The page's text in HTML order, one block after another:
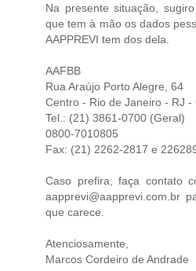
Na presente situação,
que tem à mão os dados
AAPPREVI tem dos dela.
AAFBB
Rua Araújo Porto Alegre, 64
Centro - Rio de Janeiro - RJ -
Tel.: (21) 3861-0700 (Geral)
0800-7010805
Fax: (21) 2262-2817 e
Caso prefira, faça contato
aapprevi@aapprevi.com.br
que carece.
Atenciosamente,
Marcos Cordeiro de Andrade